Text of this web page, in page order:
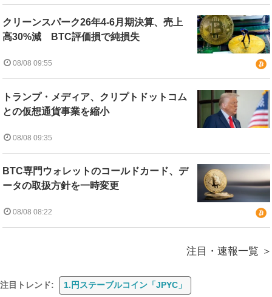
クリーンスパーク26年4-6月期決算、売上
高30%減 BTC評価損で純損失
08/08 09:55
トランプ・メディア、クリプトドットコム
との仮想通貨事業を縮小
08/08 09:35
BTC専門ウォレットのコールドカード、デ
ータの取扱方針を一時変更
08/08 08:22
注目・速報一覧
注目トレンド: 1.円ステーブルコイン「JPYC」